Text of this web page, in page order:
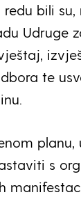
bili su,
Udruge
te
planu,
s